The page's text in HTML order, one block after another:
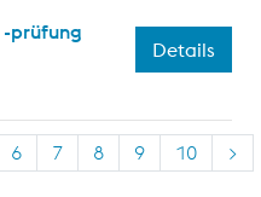
-prüfung
Details
6 7 8 9 10 >